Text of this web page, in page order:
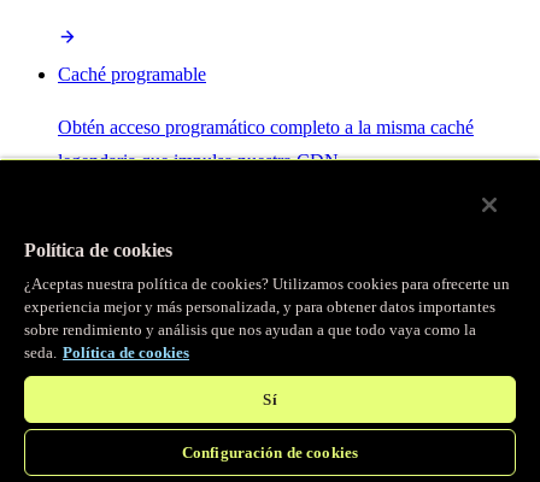
Caché programable
Obtén acceso programático completo a la misma caché
legendaria que impulsa nuestra CDN.
Servidor MCP
Control por IA para tus servicios Fastly.
Política de cookies
¿Aceptas nuestra política de cookies? Utilizamos cookies para ofrecerte un
experiencia mejor y más personalizada, y para obtener datos importantes
sobre rendimiento y análisis que nos ayudan a que todo vaya como la
seda. Política de cookies
Sí
Configuración de cookies